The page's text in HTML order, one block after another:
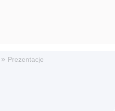
» Prezentacje